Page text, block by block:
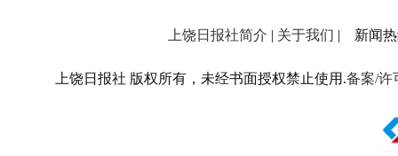
上饶日报社简介 | 关于我们 | 新闻热
上饶日报社 版权所有，未经书面授权禁止使用.备案/许